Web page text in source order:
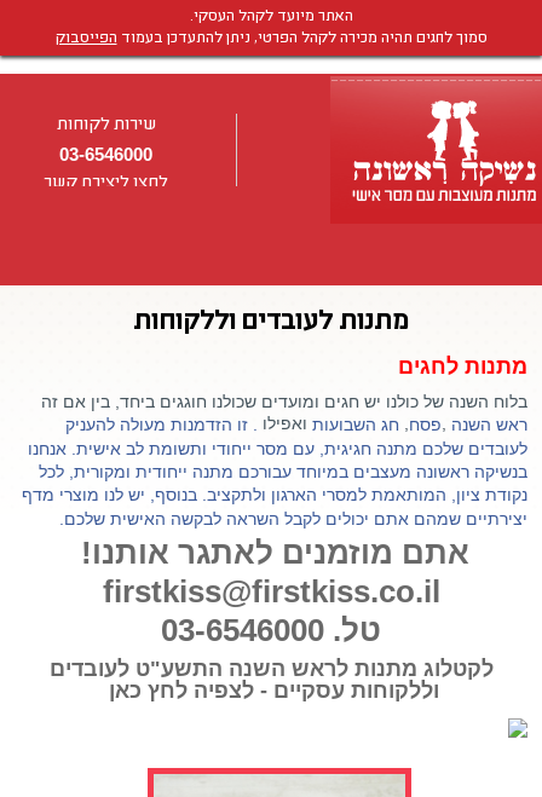
האתר מיועד לקהל העסקי.
סמוך לחגים תהיה מכירה לקהל הפרטי, ניתן להתעדכן בעמוד הפייסבוק
שירות לקוחות
03-6546000
לחצו ליצירת קשר
מתנות לעובדים וללקוחות
מתנות לחגים
בלוח השנה של כולנו יש חגים ומועדים שכולנו חוגגים ביחד, בין אם זה
ראש השנה ,פסח, חג השבועות ואפילו . זו הזדמנות מעולה להעניק
לעובדים שלכם מתנה חגיגית, עם מסר ייחודי ותשומת לב אישית. אנחנו
בנשיקה ראשונה מעצבים במיוחד עבורכם מתנה ייחודית ומקורית, לכל
נקודת ציון, המותאמת למסרי הארגון ולתקציב. בנוסף, יש לנו מוצרי מדף
יצירתיים שמהם אתם יכולים לקבל השראה לבקשה האישית שלכם.
אתם מוזמנים לאתגר אותנו!
firstkiss@firstkiss.co.il
טל. 03-6546000
לקטלוג מתנות לראש השנה התשע"ט לעובדים
וללקוחות עסקיים - לצפיה לחץ כאן